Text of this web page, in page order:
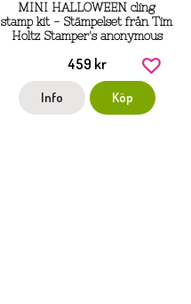
MINI HALLOWEEN cling
stamp kit - Stämpelset från Tim
Holtz Stamper's anonymous
459 kr
Info Köp